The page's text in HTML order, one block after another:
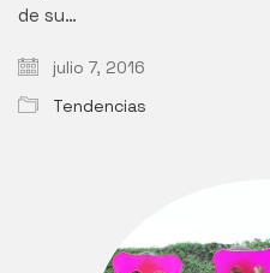
de su…
julio 7, 2016
Tendencias